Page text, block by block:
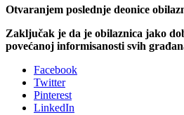
Otvaranjem poslednje deonice
Zaključak je da je obilaznica jako
povećanoj informisanosti svih
Facebook
Twitter
Pinterest
LinkedIn